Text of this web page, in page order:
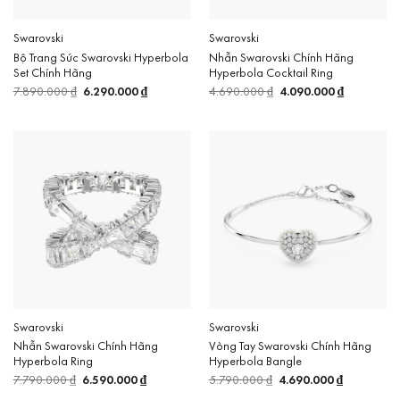
Swarovski
Bộ Trang Sức Swarovski Hyperbola
Set Chính Hãng
7.890.000₫ Giá
gốc
6.290.000₫Giá
hiện
Swarovski
Nhẫn Swarovski Chính Hãng
Hyperbola Cocktail Ring
4.690.000₫ Giá
gốc
4.090.000₫Giá
hiện
Swarovski
Nhẫn Swarovski Chính Hãng
Hyperbola Ring
7.790.000₫ Giá
gốc
6.590.000₫Giá
hiện
Swarovski
Vòng Tay Swarovski Chính Hãng
Hyperbola Bangle
5.790.000₫ Giá
gốc
4.690.000₫Giá
hiện